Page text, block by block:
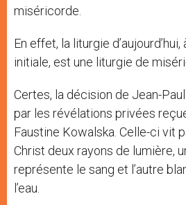
miséricorde.
En effet, la liturgie
initiale, est une liturgie de
Certes, la décision de Jean-
par les révélations privées
Faustine Kowalska. Celle-ci vit
Christ deux rayons de lumière,
représente le sang et l’autre
l’eau.